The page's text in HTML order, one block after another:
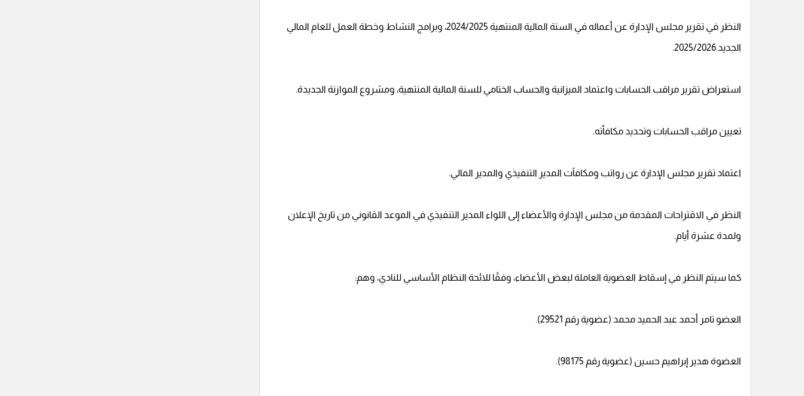
النظر في تقرير مجلس الإدارة عن أعماله في السنة المالية المنتهية 2024/2025، وبرامج النشاط وخطة العمل للعام المالي
الجديد 2025/2026.
استعراض تقرير مراقب الحسابات واعتماد الميزانية والحساب الختامي للسنة المالية المنتهية، ومشروع الموازنة الجديدة.
تعيين مراقب الحسابات وتحديد مكافأته.
اعتماد تقرير مجلس الإدارة عن رواتب ومكافآت المدير التنفيذي والمدير المالي.
النظر في الاقتراحات المقدمة من مجلس الإدارة والأعضاء إلى اللواء المدير التنفيذي في الموعد القانوني من تاريخ الإعلان
ولمدة عشرة أيام.
كما سيتم النظر في إسقاط العضوية العاملة لبعض الأعضاء، وفقًا للائحة النظام الأساسي للنادي، وهم:
العضو تامر أحمد عبد الحميد محمد (عضوية رقم 29521).
العضوة هدير إبراهيم حسين (عضوية رقم 98175).